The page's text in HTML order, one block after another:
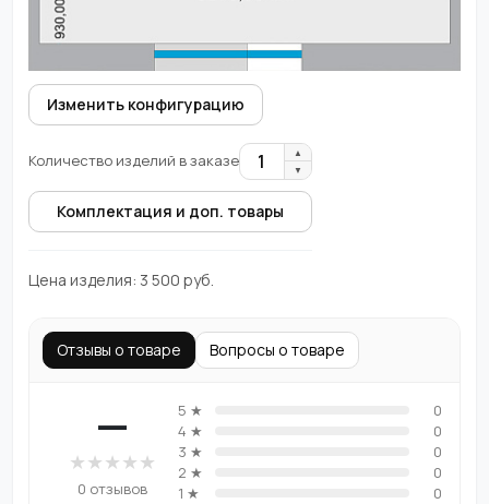
Изменить конфигурацию
Количество изделий в заказе 1
▲
▼
Комплектация и доп. товары
Цена изделия: 3 500 руб.
Отзывы о товаре Вопросы о товаре
—
★★★★★
0 отзывов
5 ★
0
4 ★
0
3 ★
0
2 ★
0
1 ★
0